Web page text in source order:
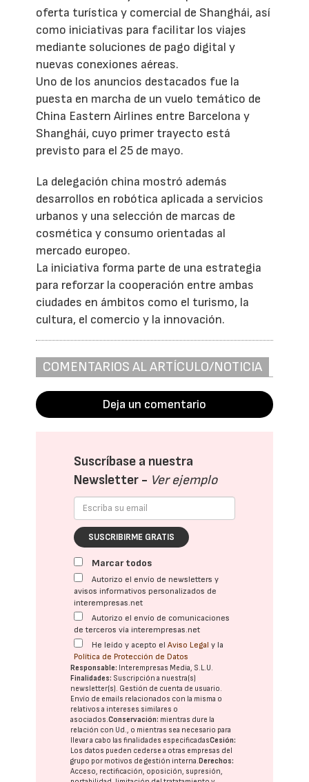
oferta turística y comercial de Shanghái, así
como iniciativas para facilitar los viajes
mediante soluciones de pago digital y
nuevas conexiones aéreas.
Uno de los anuncios destacados fue la
puesta en marcha de un vuelo temático de
China Eastern Airlines entre Barcelona y
Shanghái, cuyo primer trayecto está
previsto para el 25 de mayo.
La delegación china mostró además
desarrollos en robótica aplicada a servicios
urbanos y una selección de marcas de
cosmética y consumo orientadas al
mercado europeo.
La iniciativa forma parte de una estrategia
para reforzar la cooperación entre ambas
ciudades en ámbitos como el turismo, la
cultura, el comercio y la innovación.
COMENTARIOS AL ARTÍCULO/NOTICIA
Deja un comentario
Suscríbase a nuestra
Newsletter - Ver ejemplo
SUSCRIBIRME GRATIS
Marcar todos
Autorizo el envío de newsletters y
avisos informativos personalizados de
interempresas.net
Autorizo el envío de comunicaciones
de terceros vía interempresas.net
He leído y acepto elAviso Legal y la
Política de Protección de Datos
Responsable: Interempresas Media, S.L.U.
Finalidades: Suscripción a nuestra(s)
newsletter(s). Gestión de cuenta de usuario.
Envío de emails relacionados con la misma o
relativos a intereses similares o
asociados.Conservación: mientras dure la
relación con Ud., o mientras sea necesario para
llevar a cabo las finalidades especificadasCesión:
Los datos pueden cederse a otras empresas del
grupo por motivos de gestión interna.Derechos:
Acceso, rectificación, oposición, supresión,